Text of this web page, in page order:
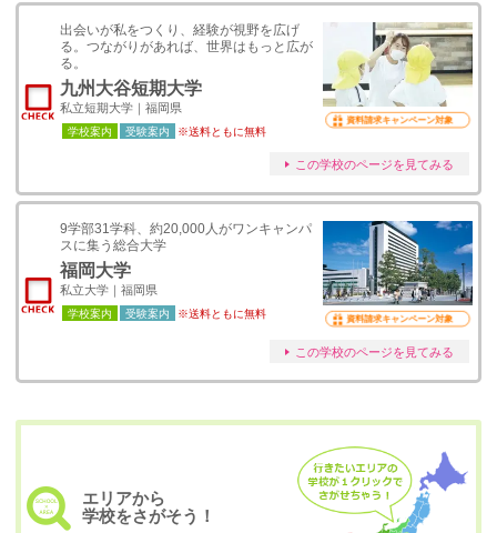
出会いが私をつくり、経験が視野を広げ
る。つながりがあれば、世界はもっと広が
る。
九州大谷短期大学
私立短期大学｜福岡県
学校案内 受験案内 ※送料ともに無料
資料請求キャンペーン対象
この学校のページを見てみる
9学部31学科、約20,000人がワンキャンパ
スに集う総合大学
福岡大学
私立大学｜福岡県
学校案内 受験案内 ※送料ともに無料 資料請求キャンペーン対象
この学校のページを見てみる
エリアから
学校をさがそう！